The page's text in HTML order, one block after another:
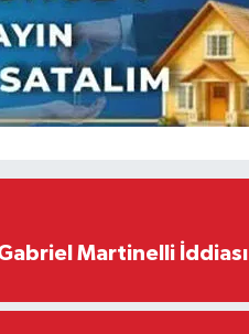
Martinelli İddiası